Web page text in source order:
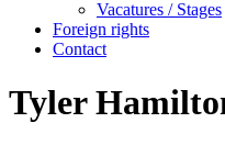
Vacatures / Stages
Foreign rights
Contact
Tyler